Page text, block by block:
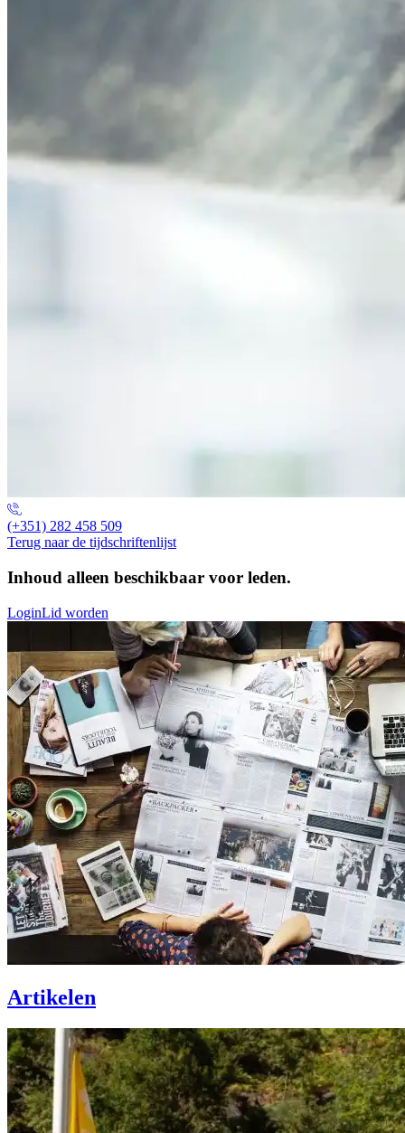
(+351) 282 458 509
Terug naar de tijdschriftenlijst
Inhoud alleen beschikbaar voor leden.
LoginLid worden
Artikelen